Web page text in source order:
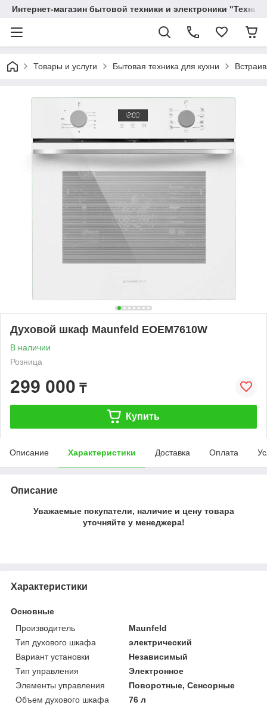
Интернет-магазин бытовой техники и электроники
Товары и услуги Бытовая техника для кухни
Духовой шкаф Maunfeld EOEM7610W
В наличии
Розница
299 000 ₸
Купить
Описание Характеристики Доставка Оплата
Описание
Уважаемые покупатели, наличие и цену товара
уточняйте у менеджера!
Характеристики
Основные
Производитель
Maunfeld
Тип духового шкафа
электрический
Вариант установки
Независимый
Тип управления
Электронное
Элементы управления
Поворотные, Сенсорные
Объем духового шкафа
76 л